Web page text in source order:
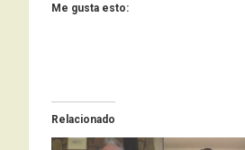
Me gusta esto:
Relacionado